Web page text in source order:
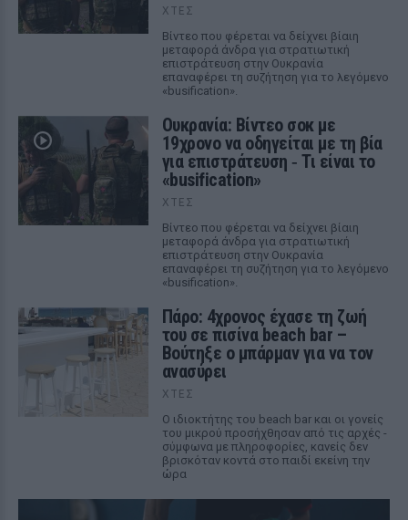
ΧΤΕΣ
Βίντεο που φέρεται να δείχνει βίαιη
μεταφορά άνδρα για στρατιωτική
επιστράτευση στην Ουκρανία
επαναφέρει τη συζήτηση για το λεγόμενο
«busification».
Ουκρανία: Βίντεο σοκ με
19χρονο να οδηγείται με τη βία
για επιστράτευση ‑ Τι είναι το
«busification»
ΧΤΕΣ
Βίντεο που φέρεται να δείχνει βίαιη
μεταφορά άνδρα για στρατιωτική
επιστράτευση στην Ουκρανία
επαναφέρει τη συζήτηση για το λεγόμενο
«busification».
Πάρο: 4χρονος έχασε τη ζωή
του σε πισίνα beach bar –
Βούτηξε ο μπάρμαν για να τον
ανασύρει
ΧΤΕΣ
Ο ιδιοκτήτης του beach bar και οι γονείς
του μικρού προσήχθησαν από τις αρχές -
σύμφωνα με πληροφορίες, κανείς δεν
βρισκόταν κοντά στο παιδί εκείνη την
ώρα